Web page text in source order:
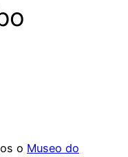
o Museo do